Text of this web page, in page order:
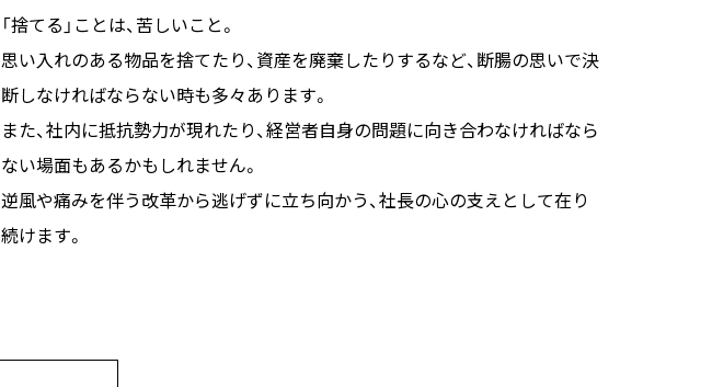
「捨てる」ことは、苦しいこと。
思い入れのある物品を捨てたり、資産を廃棄したりするなど、断腸の思いで決
断しなければならない時も多々あります。
また、社内に抵抗勢力が現れたり、経営者自身の問題に向き合わなければなら
ない場面もあるかもしれません。
逆風や痛みを伴う改革から逃げずに立ち向かう、社長の心の支えとして在り
続けます。